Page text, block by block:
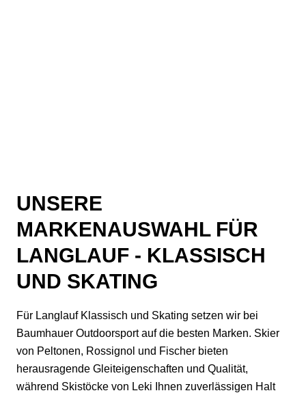
UNSERE
MARKENAUSWAHL FÜR
LANGLAUF - KLASSISCH
UND SKATING
Für Langlauf Klassisch und Skating setzen wir bei
Baumhauer Outdoorsport auf die besten Marken. Skier
von Peltonen, Rossignol und Fischer bieten
herausragende Gleiteigenschaften und Qualität,
während Skistöcke von Leki Ihnen zuverlässigen Halt